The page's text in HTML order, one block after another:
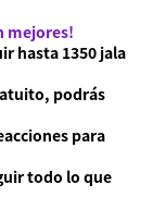
mejores!
hasta 1350 jala
podrás
para
todo lo que